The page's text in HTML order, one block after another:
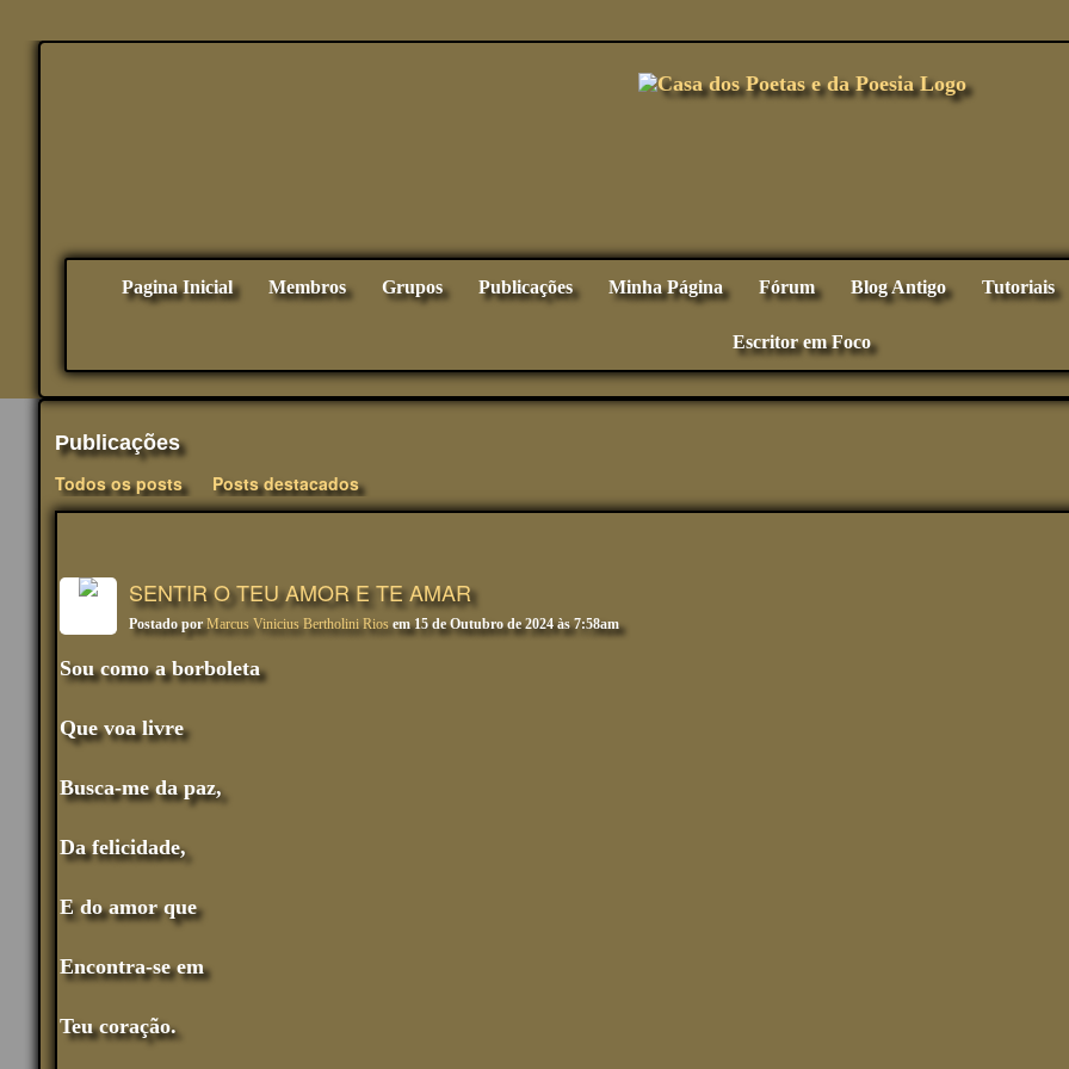
Pagina Inicial Membros Grupos Publicações Minha Página Fórum Blog Antigo Tutoriais
Escritor em Foco
Publicações
Todos os posts
Posts destacados
SENTIR O TEU AMOR E TE AMAR
Postado porMarcus Vinicius Bertholini Riosem 15 de Outubro de 2024 às 7:58am
Sou como a borboleta
Que voa livre
Busca-me da paz,
Da felicidade,
E do amor que
Encontra-se em
Teu coração.